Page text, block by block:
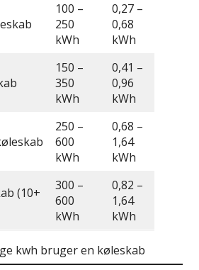
100 –
250
kWh
0,27 –
0,68
kWh
150 –
350
kWh
0,41 –
0,96
kWh
250 –
600
kWh
0,68 –
1,64
kWh
(10+
300 –
600
kWh
0,82 –
1,64
kWh